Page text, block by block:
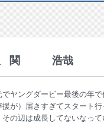
関 浩哉
でヤングダービー最後の年
援が）届きすぎてスタート
その辺は成長してないなっ